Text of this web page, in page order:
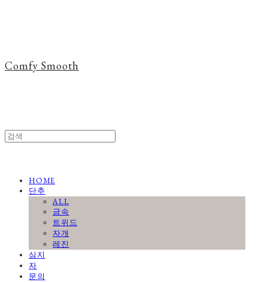
Comfy Smooth
HOME
단추
ALL
금속
트위드
자개
레진
심지
자
문의